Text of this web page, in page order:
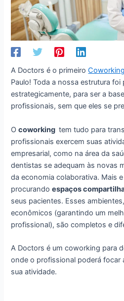
A Doctors é o primeiroCoworking
Paulo! Toda a nossa estrutura foi
estrategicamente, para ser a
profissionais, sem que eles se
Ocoworking tem tudo para
profissionais exercem suas
empresarial, como na área da
dentistas se adequam às novas
da economia colaborativa. Mais
procurandoespaços
seus pacientes. Esses
econômicos (garantindo um
profissional), são completos e
A Doctors é um coworking para
onde o profissional poderá focar
sua atividade.